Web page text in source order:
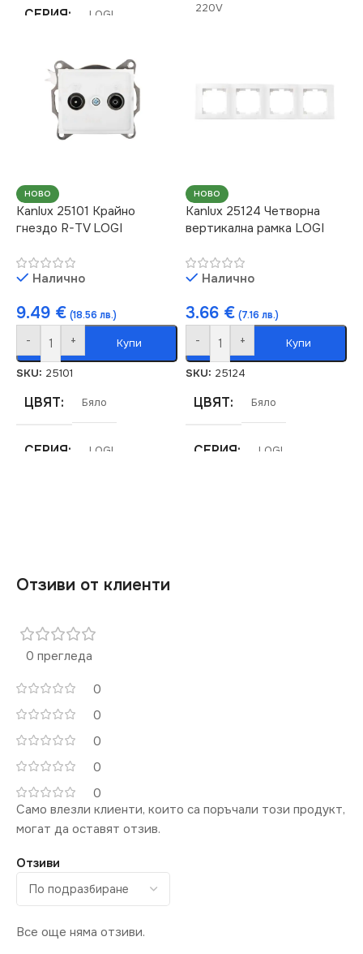
СЕРИЯ LOGI
МАРКА KANLUX
РОЗЕТКА За Радио
220V
СТЕПЕН НА ЗАЩИТА
ЦВЯТ
МАРКА KANLUX
КЛЮЧ
НОВО
Kanlux 25101 Крайно
гнездо R-TV LOGI
Налично
9.49 € (18.56 лв.)
- + Купи
SKU: 25101
ЦВЯТ Бяло
СЕРИЯ LOGI
За Радио, За ТВ Антена
НОВО
Kanlux 25124 Четворна
вертикална рамка LOGI
Налично
3.66 € (7.16 лв.)
- + Купи
SKU: 25124
ЦВЯТ Бяло
СЕРИЯ LOGI
Отзиви от клиенти
0 прегледа
0
0
0
0
0
Отзиви
Все още няма отзиви.
Само влезли клиенти, които са поръчали този продукт,
могат да оставят отзив.